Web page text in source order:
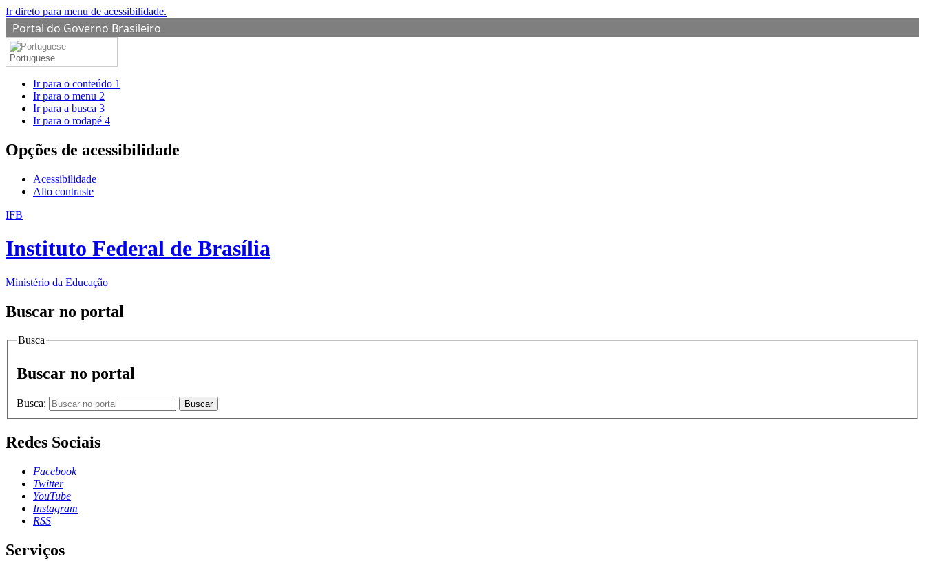
Ir direto para menu de acessibilidade.
Portal do Governo Brasileiro
Portuguese
Ir para o conteúdo 1
Ir para o menu 2
Ir para a busca 3
Ir para o rodapé 4
Opções de acessibilidade
Acessibilidade
Alto contraste
IFB
Instituto Federal de Brasília
Ministério da Educação
Buscar no portal
Busca
Buscar no portal
Busca: Buscar
Redes Sociais
Facebook
Twitter
YouTube
Instagram
RSS
Serviços